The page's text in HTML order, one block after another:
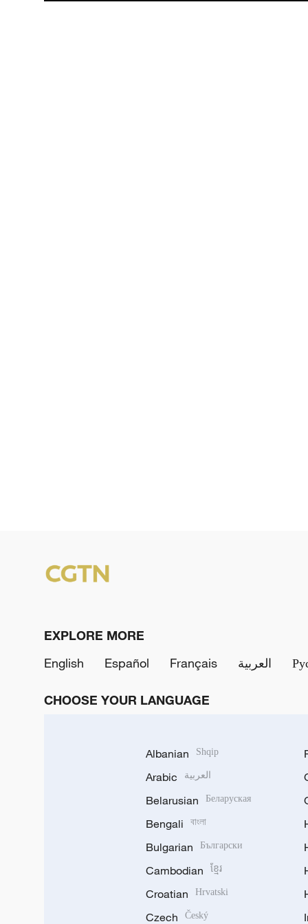
EXPLORE MORE
English
Español Français العربية
CHOOSE YOUR LANGUAGE
Albanian Shqip
Arabic العربية
Belarusian Беларуская
Bengali বাংলা
Bulgarian Български
Cambodian ខ្មែរ
Croatian Hrvatski
Czech Český